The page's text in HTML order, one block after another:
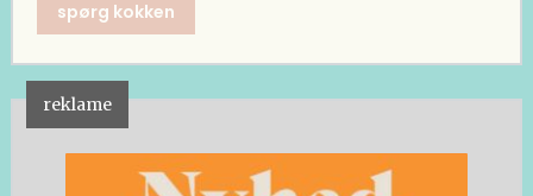
spørg kokken
reklame